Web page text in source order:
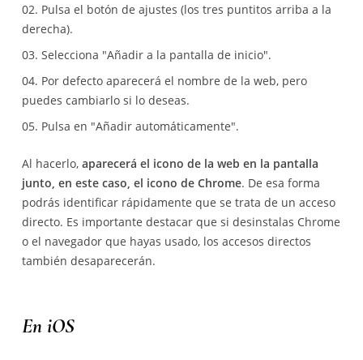
Pulsa el botón de ajustes (los tres puntitos arriba a la
derecha).
Selecciona "Añadir a la pantalla de inicio".
Por defecto aparecerá el nombre de la web, pero
puedes cambiarlo si lo deseas.
Pulsa en "Añadir automáticamente".
Al hacerlo, aparecerá el icono de la web en la pantalla
junto, en este caso, el icono de Chrome. De esa forma
podrás identificar rápidamente que se trata de un acceso
directo. Es importante destacar que si desinstalas Chrome
o el navegador que hayas usado, los accesos directos
también desaparecerán.
En iOS